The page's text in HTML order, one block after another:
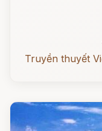
Truyền thuyết